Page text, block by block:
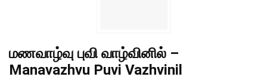
மணவாழ்வு புவி வாழ்வினில் –
Manavazhvu Puvi Vazhvinil